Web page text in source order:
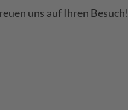
uns auf Ihren Besuch!